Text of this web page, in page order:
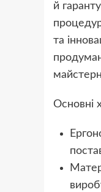
й
та
Основні